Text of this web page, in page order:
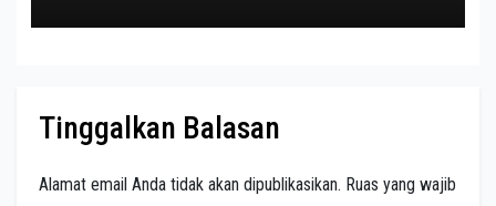
Tinggalkan Balasan
Alamat email Anda tidak akan dipublikasikan. Ruas yang wajib